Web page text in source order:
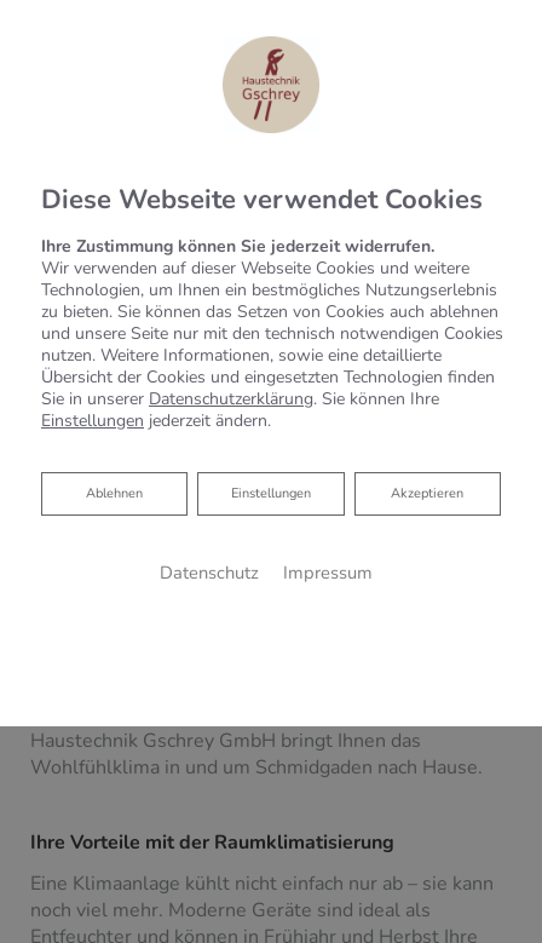
Raumklimatisierung
Haustechnik Gschrey GmbH bringt Ihnen das
Wohlfühlklima in und um Schmidgaden nach Hause.
Ihre Vorteile mit der Raumklimatisierung
Eine Klimaanlage kühlt nicht einfach nur ab – sie kann
noch viel mehr. Moderne Geräte sind ideal als
Entfeuchter und können in Frühjahr und Herbst Ihre
Diese Webseite verwendet Cookies
Ihre Zustimmung können Sie jederzeit widerrufen.
Wir verwenden auf dieser Webseite Cookies und weitere
Technologien, um Ihnen ein bestmögliches Nutzungserlebnis
zu bieten. Sie können das Setzen von Cookies auch ablehnen
und unsere Seite nur mit den technisch notwendigen Cookies
nutzen. Weitere Informationen, sowie eine detaillierte
Übersicht der Cookies und eingesetzten Technologien finden
Sie in unserer Datenschutzerklärung. Sie können Ihre
Einstellungen jederzeit ändern.
Akzeptieren
Einstellungen
Ablehnen
Ablehnen
Datenschutz Impressum